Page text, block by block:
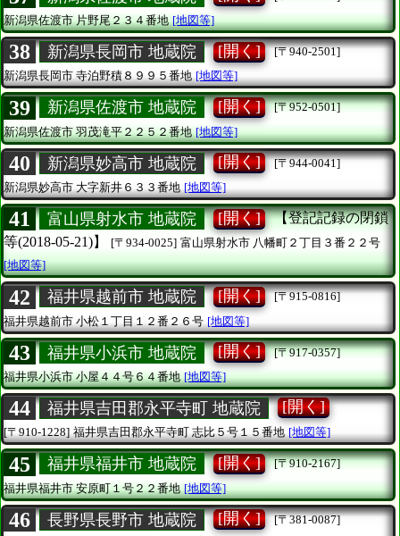
新潟県佐渡市片野尾２３４番地 [地図等]
38 新潟県長岡市 地蔵院 [開く]
[〒940-2501]
新潟県長岡市寺泊野積８９９５番地 [地図等]
39 新潟県佐渡市 地蔵院 [開く]
[〒952-0501]
新潟県佐渡市羽茂滝平２２５２番地 [地図等]
40 新潟県妙高市 地蔵院 [開く]
[〒944-0041]
新潟県妙高市大字新井６３３番地 [地図等]
41 富山県射水市 地蔵院 [開く]
【登記記録の閉鎖
等(2018-05-21)】
[〒934-0025] 富山県射水市 八幡町２丁目３番２２号
[地図等]
42 福井県越前市 地蔵院 [開く]
[〒915-0816]
福井県越前市 小松１丁目１２番２６号 [地図等]
43 福井県小浜市 地蔵院 [開く]
[〒917-0357]
福井県小浜市小屋４４号６４番地 [地図等]
44 福井県吉田郡永平寺町 地蔵院 [開く]
[〒910-1228] 福井県吉田郡永平寺町志比５号１５番地 [地図等]
45 福井県福井市 地蔵院 [開く]
[〒910-2167]
福井県福井市安原町１号２２番地 [地図等]
46 長野県長野市 地蔵院 [開く]
[〒381-0087]